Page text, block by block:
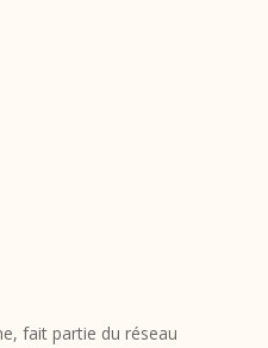
fait partie du réseau